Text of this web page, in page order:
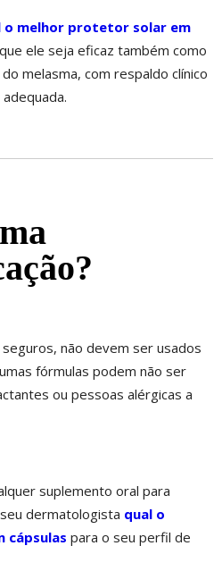
o melhor protetor solar em
ele seja eficaz também como
melasma, com respaldo clínico
não devem ser usados
fórmulas podem não ser
ou pessoas alérgicas a
suplemento oral para
dermatologista qual o
cápsulas para o seu perfil de